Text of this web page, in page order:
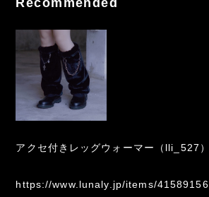
Recommended
アクセ付きレッグウォーマー（lli_527）
https://www.lunaly.jp/items/41589156